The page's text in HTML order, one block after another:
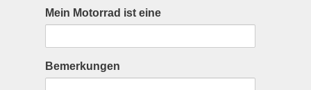
Mein Motorrad ist eine
Bemerkungen